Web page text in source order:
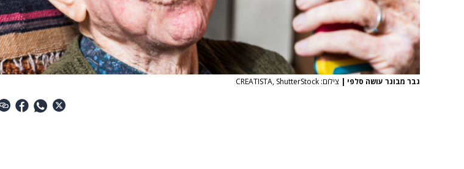
גבר מבוגר עושה סלפי | צילום: CREATISTA, ShutterStock